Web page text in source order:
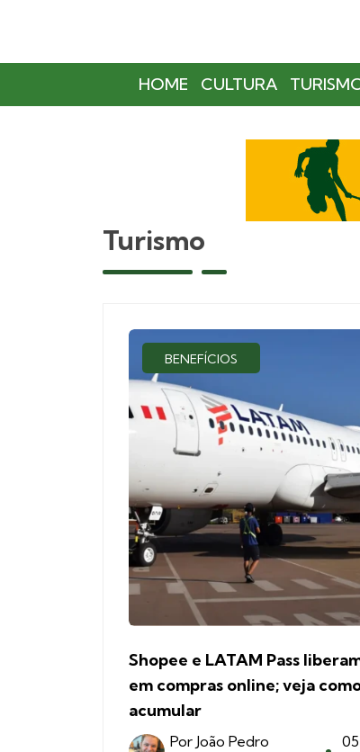
HOME CULTURA
Turismo
BENEFÍCIOS
Shopee e LATAM Pass
em compras online; veja
acumular
Por João Pedro